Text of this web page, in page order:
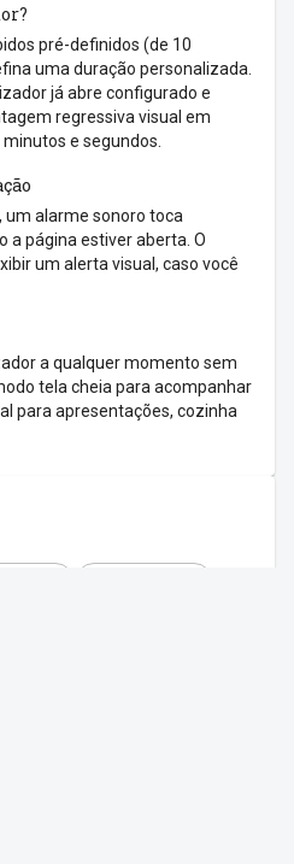
pré-definidos (de 10
uma duração personalizada.
já abre configurado e
regressiva visual em
e segundos.
um alarme sonoro toca
página estiver aberta. O
um alerta visual, caso você
a qualquer momento sem
tela cheia para acompanhar
para apresentações, cozinha